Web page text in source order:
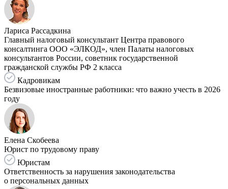
Лариса Рассадкина
Главный налоговый консультант Центра правового
консалтинга ООО «ЭЛКОД», член Палаты налоговых
консультантов России, советник государственной
гражданской службы РФ 2 класса
Кадровикам
Безвизовые иностранные работники: что важно учесть в 2026
году
Елена Скобеева
Юрист по трудовому праву
Юристам
Ответственность за нарушения законодательства
о персональных данных